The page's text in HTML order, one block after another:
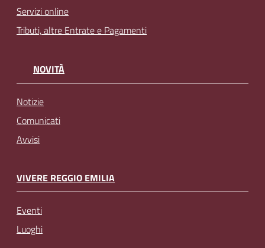
Servizi online
Tributi, altre Entrate e Pagamenti
NOVITÀ
Notizie
Comunicati
Avvisi
VIVERE REGGIO EMILIA
Eventi
Luoghi